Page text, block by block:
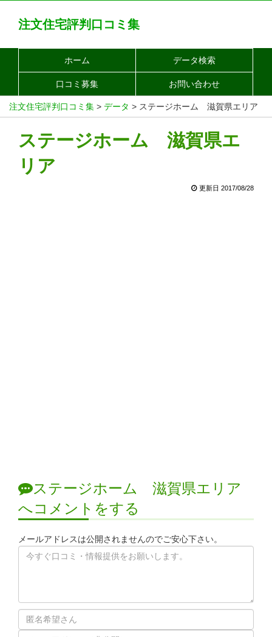
注文住宅評判口コミ集
ホーム データ検索
口コミ募集 お問い合わせ
注文住宅評判口コミ集 > データ > ステージホーム 滋賀県エリア
ステージホーム 滋賀県エ
リア
更新日 2017/08/28
ステージホーム 滋賀県エリア
へコメントをする
メールアドレスは公開されませんのでご安心下さい。